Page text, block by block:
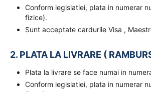
Conform legislatiei, plata in numerar
fizice).
Sunt acceptate cardurile Visa ,
2. PLATA LA LIVRARE (
Plata la livrare se face numai in
Conform legislatiei, plata in numerar